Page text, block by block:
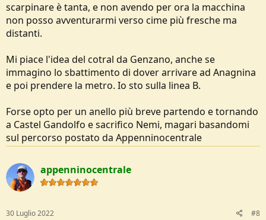
scarpinare è tanta, e non avendo per ora la macchina
non posso avventurarmi verso cime più fresche ma
distanti.
Mi piace l'idea del cotral da Genzano, anche se
immagino lo sbattimento di dover arrivare ad Anagnina
e poi prendere la metro. Io sto sulla linea B.
Forse opto per un anello più breve partendo e tornando
a Castel Gandolfo e sacrifico Nemi, magari basandomi
sul percorso postato da Appenninocentrale
appenninocentrale
30 Luglio 2022 #8